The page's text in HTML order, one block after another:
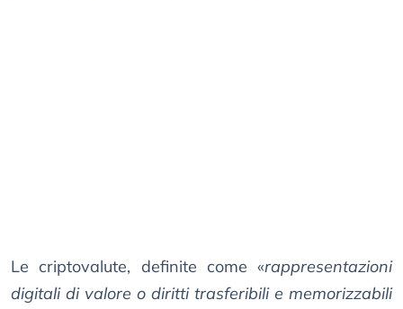
Le criptovalute, definite come «rappresentazioni
digitali di valore o diritti trasferibili e memorizzabili